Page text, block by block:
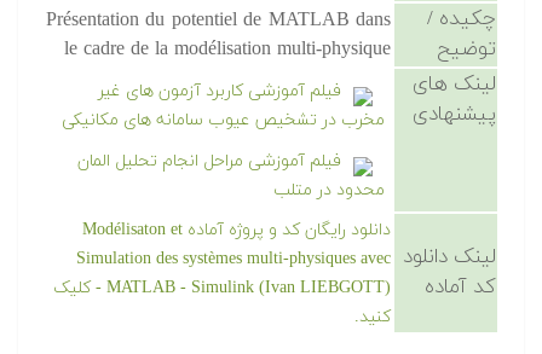
چکیده /
توضیح
Présentation du potentiel de MATLAB dans
le cadre de la modélisation multi-physique
لینک های
پیشنهادی
فیلم آموزشی کاربرد آزمون های غیر
مخرب در تشخیص عیوب سامانه های مکانیکی
فیلم آموزشی مراحل انجام تحلیل المان
محدود در متلب
لینک دانلود
کد آماده
دانلود رایگان کد و پروژه آماده Modélisaton et
Simulation des systèmes multi-physiques avec
MATLAB - Simulink (Ivan LIEBGOTT) - کلیک
کنید.